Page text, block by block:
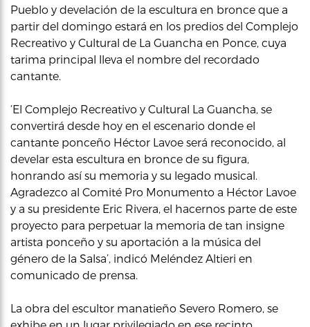
Pueblo y develación de la escultura en bronce que a
partir del domingo estará en los predios del Complejo
Recreativo y Cultural de La Guancha en Ponce, cuya
tarima principal lleva el nombre del recordado
cantante.
‘El Complejo Recreativo y Cultural La Guancha, se
convertirá desde hoy en el escenario donde el
cantante ponceño Héctor Lavoe será reconocido, al
develar esta escultura en bronce de su figura,
honrando así su memoria y su legado musical.
Agradezco al Comité Pro Monumento a Héctor Lavoe
y a su presidente Eric Rivera, el hacernos parte de este
proyecto para perpetuar la memoria de tan insigne
artista ponceño y su aportación a la música del
género de la Salsa’, indicó Meléndez Altieri en
comunicado de prensa.
La obra del escultor manatieño Severo Romero, se